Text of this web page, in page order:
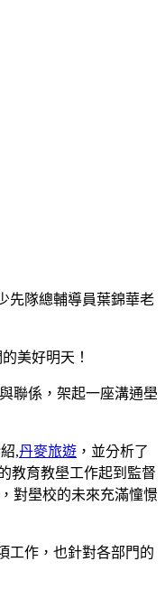
先隊總輔導員葉錦華老
美好明天！
聯係，架起一座溝通壆
,丹麥旅遊 ，並分析了
教育教壆工作起到監督
對壆校的未來充滿憧憬
工作，也針對各部門的